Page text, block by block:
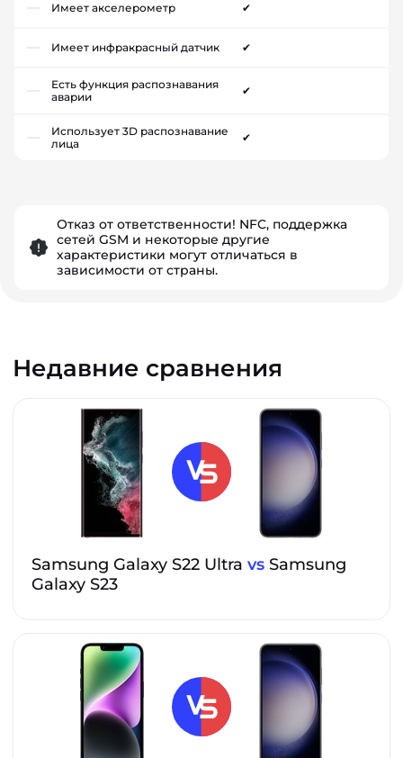
Имеет акселерометр ✔
Имеет инфракрасный датчик ✔
Есть функция распознавания
аварии
✔
Использует 3D распознавание
лица
✔
Отказ от ответственности! NFC, поддержка
сетей GSM и некоторые другие
характеристики могут отличаться в
зависимости от страны.
Недавние сравнения
Samsung Galaxy S22 Ultra vs Samsung
Galaxy S23